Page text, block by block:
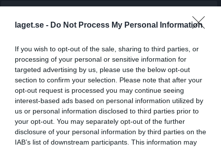
laget.se - Do Not Process My Personal Information
If you wish to opt-out of the sale, sharing to third parties, or
processing of your personal or sensitive information for
targeted advertising by us, please use the below opt-out
section to confirm your selection. Please note that after your
opt-out request is processed you may continue seeing
interest-based ads based on personal information utilized by
us or personal information disclosed to third parties prior to
your opt-out. You may separately opt-out of the further
disclosure of your personal information by third parties on the
IAB’s list of downstream participants. This information may
Välkommen till ÖSK:s idrottsskolor i sommar!
11 jun
Årets stipendiater i Fond Tage utsedda!
Senast uppladdade video